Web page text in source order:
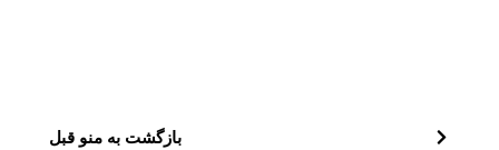
بازگشت به منو قبل